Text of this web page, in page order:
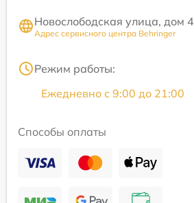
Новослободская улица, дом 4
Адрес сервисного центра Behringer
Режим работы:
Ежедневно с 9:00 до 21:00
Способы оплаты